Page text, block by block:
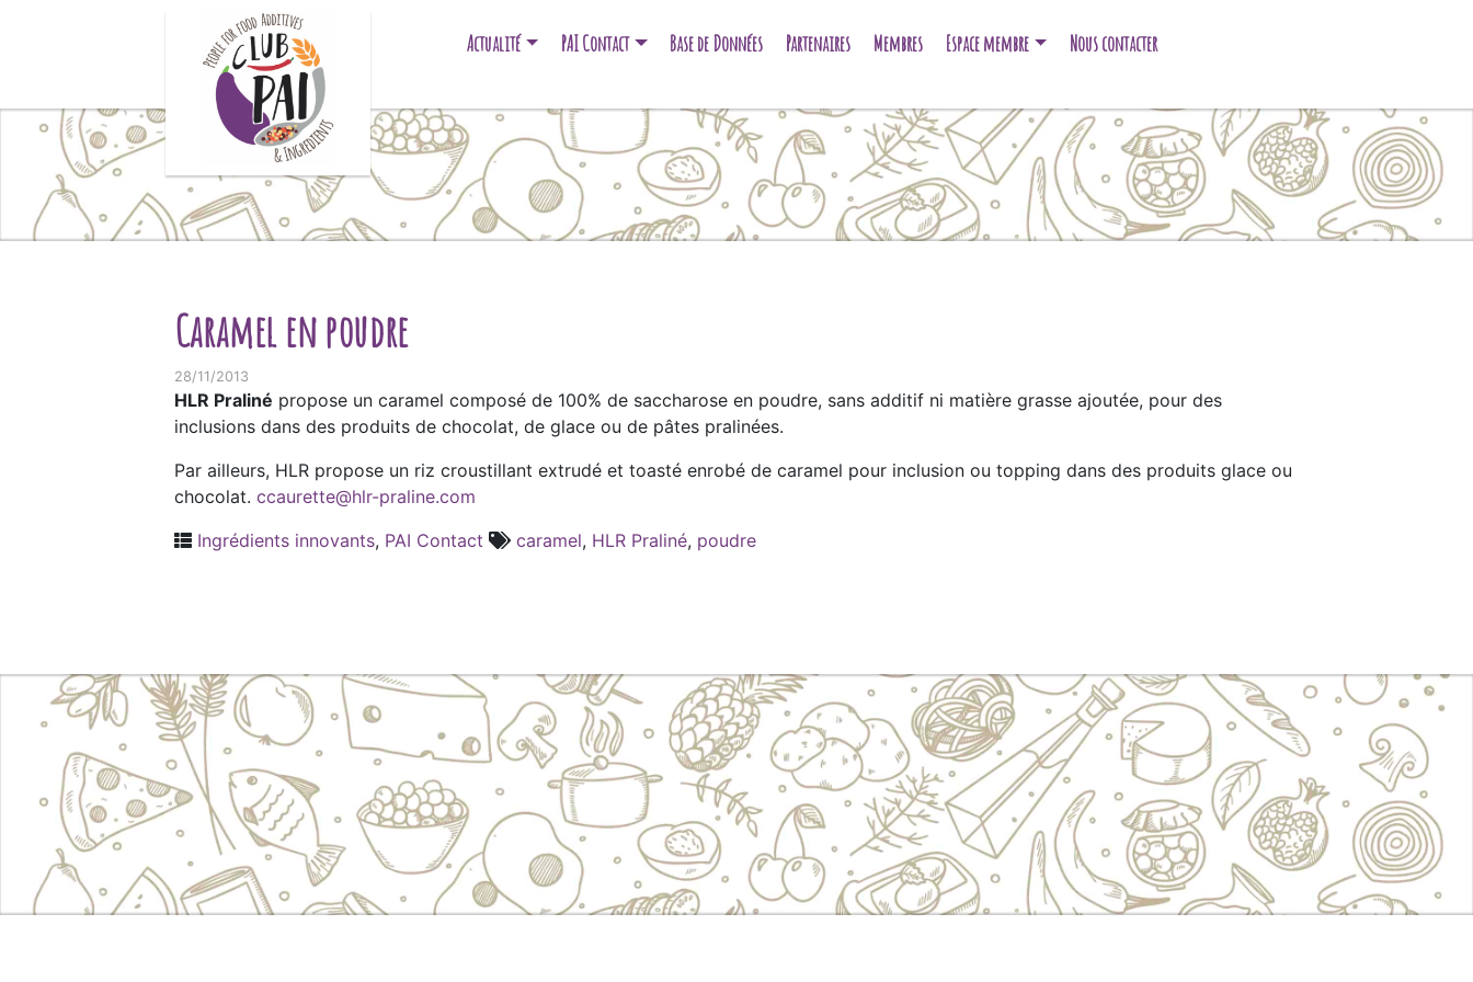
Actualité PAI Contact Base de Données Partenaires Membres Espace membre Nous contacter
Caramel en poudre
28/11/2013
HLR Praliné propose un caramel composé de 100% de saccharose en poudre, sans additif ni matière grasse ajoutée, pour des
inclusions dans des produits de chocolat, de glace ou de pâtes pralinées.
Par ailleurs, HLR propose un riz croustillant extrudé et toasté enrobé de caramel pour inclusion ou topping dans des produits glace ou
chocolat. ccaurette@hlr-praline.com
Ingrédients innovants, PAI Contact caramel, HLR Praliné, poudre